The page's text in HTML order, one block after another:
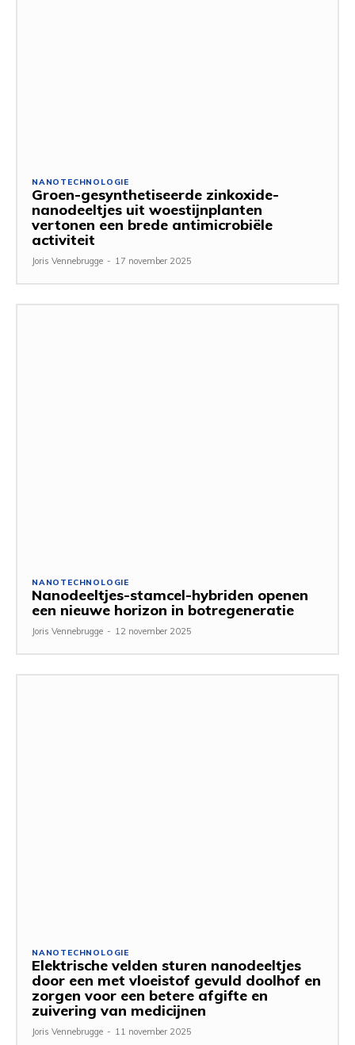
NANOTECHNOLOGIE
Groen-gesynthetiseerde zinkoxide-
nanodeeltjes uit woestijnplanten
vertonen een brede antimicrobiële
activiteit
Joris Vennebrugge - 17 november 2025
NANOTECHNOLOGIE
Nanodeeltjes-stamcel-hybriden openen
een nieuwe horizon in botregeneratie
Joris Vennebrugge - 12 november 2025
NANOTECHNOLOGIE
Elektrische velden sturen nanodeeltjes
door een met vloeistof gevuld doolhof en
zorgen voor een betere afgifte en
zuivering van medicijnen
Joris Vennebrugge - 11 november 2025